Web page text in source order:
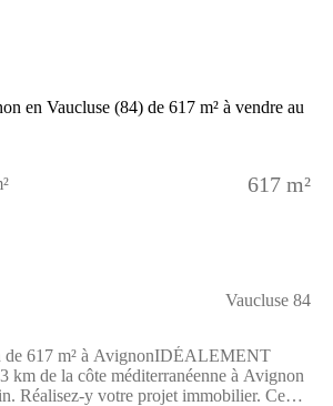
617 m²
Vaucluse 84
617 m² à AvignonIDÉALEMENT
km de la côte méditerranéenne à Avignon
Réalisez-y votre projet immobilier. Ce